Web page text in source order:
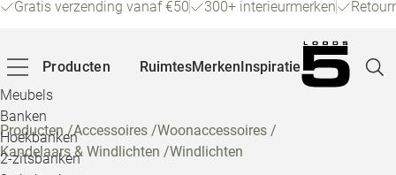
Gratis verzending vanaf €50 300+ interieurmerken
Producten
Meubels
Banken
Hoekbanken
2-zitsbanken
RuimtesMerkenInspiratie
Producten/Accessoires /Woonaccessoires /
Kandelaars & Windlichten /Windlichten